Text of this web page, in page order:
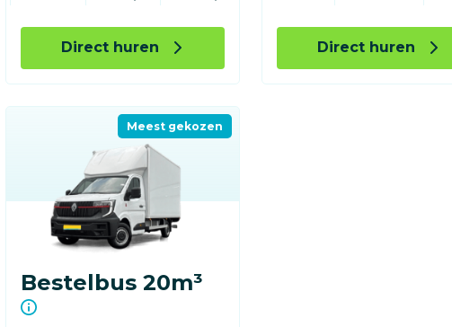
Direct huren Direct huren
Meest gekozen
Bestelbus 20m³